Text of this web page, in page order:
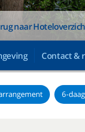
naar
Contact &
6-